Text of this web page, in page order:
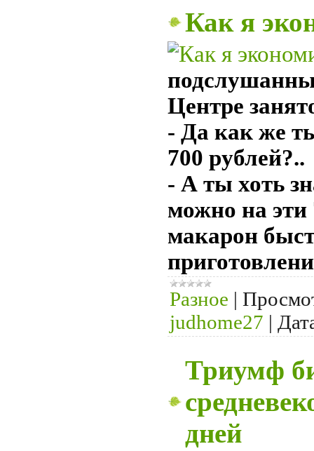
Как я
Центре
- Да как же
700 рублей?..
- А ты хоть
можно на эти
макарон
Разное |
judhome27 |
Триумф
дней